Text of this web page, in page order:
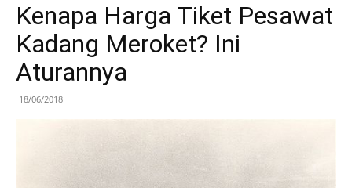
Kenapa Harga Tiket Pesawat
Kadang Meroket? Ini
Aturannya
18/06/2018